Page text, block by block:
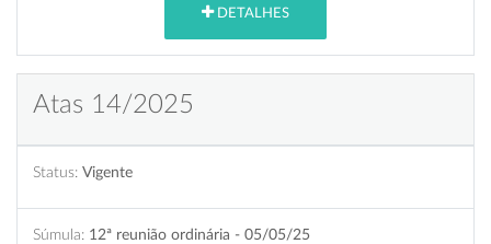
DETALHES
Atas 14/2025
Status: Vigente
Súmula: 12ª reunião ordinária - 05/05/25